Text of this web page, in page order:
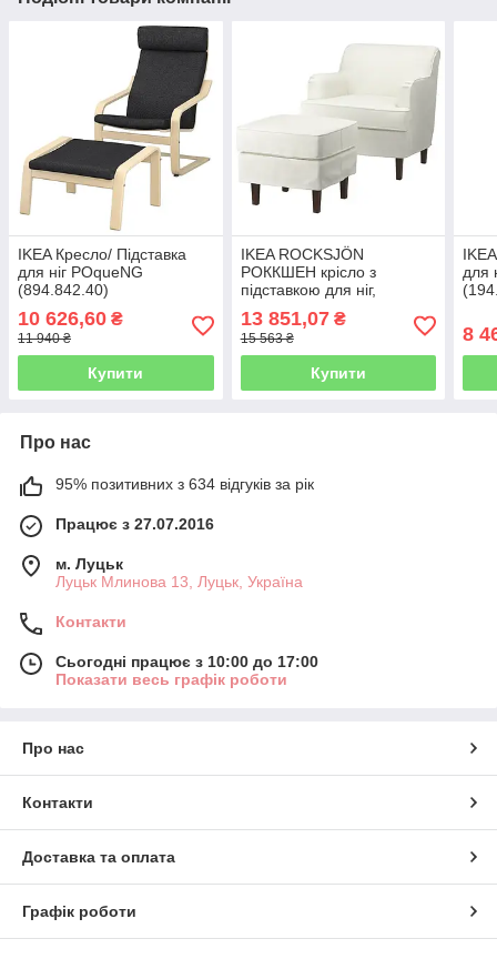
IKEA Кресло/ Підставка
для ніг POqueNG
(894.842.40)
10 626,60 ₴
11 940 ₴
Купити
IKEA ROCKSJÖN
РОККШЕН крісло з
підставкою для ніг,
(895.088.92)
13 851,07₴
15 563 ₴
Купити
для
8
Про нас
95% позитивних з 634 відгуків за рік
Працює з 27.07.2016
м. Луцьк
Луцьк Млинова 13, Луцьк, Україна
Контакти
Сьогодні працює з 10:00 до 17:00
Показати весь графік роботи
Про нас
Контакти
Доставка та оплата
Графік роботи